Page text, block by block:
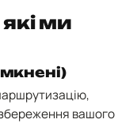
ми
збереження вашого